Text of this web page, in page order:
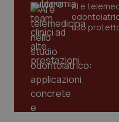
AI e
uso
tracking-sites-